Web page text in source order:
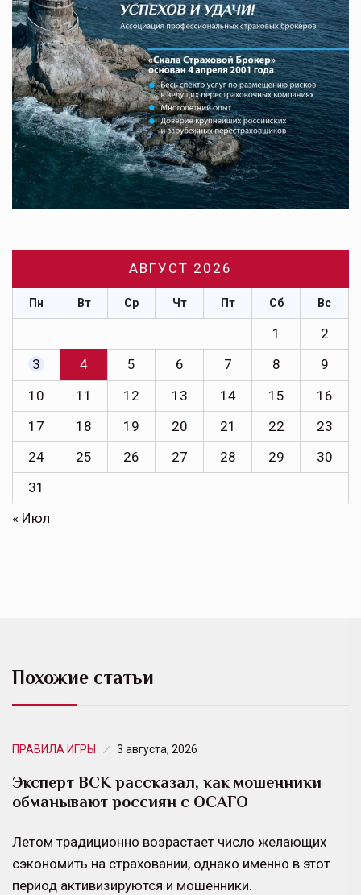
АВГУСТ 2026
Пн Вт Ср Чт Пт Сб Вс
1
2
3
4 5 6 7 8
9
10
11 12 13 14 15
16
17
18 19 20 21 22
23
24
25 26 27 28 29
30
31
« Июл
Похожие статьи
ПРАВИЛА ИГРЫ 3 августа, 2026
Эксперт ВСК рассказал, как мошенники
обманывают россиян с ОСАГО
Летом традиционно возрастает число желающих
сэкономить на страховании, однако именно в этот
период активизируются и мошенники.